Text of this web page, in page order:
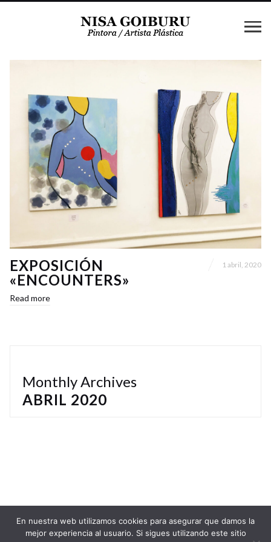
EXPOSICIÓN
«ENCOUNTERS»
1 abril, 2020
Read more
Monthly Archives
ABRIL 2020
En nuestra web utilizamos cookies para asegurar que damos la
mejor experiencia al usuario. Si sigues utilizando este sitio